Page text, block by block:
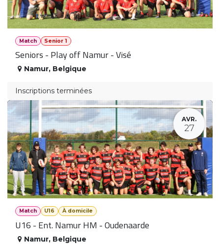
Match Senior 1
Seniors - Play off Namur - Visé
Namur, Belgique
Inscriptions terminées
AVR.
27
Match U16 À domicile
U16 - Ent. Namur HM - Oudenaarde
Namur, Belgique